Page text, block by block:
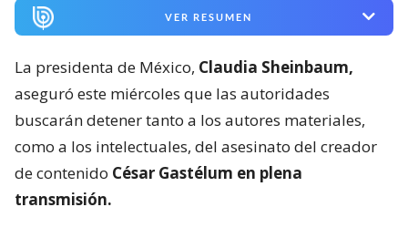
VER RESUMEN
La presidenta de México, Claudia Sheinbaum,
aseguró este miércoles que las autoridades
buscarán detener tanto a los autores materiales,
como a los intelectuales, del asesinato del creador
de contenido César Gastélum en plena
transmisión.